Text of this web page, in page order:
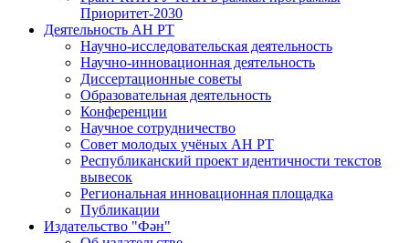
Приоритет-2030
Деятельность АН РТ
Научно-исследовательская деятельность
Научно-инновационная деятельность
Диссертационные советы
Образовательная деятельность
Конференции
Научное сотрудничество
Совет молодых учёных АН РТ
Республиканский проект идентичности текстов
вывесок
Региональная инновационная площадка
Публикации
Издательство "Фән"